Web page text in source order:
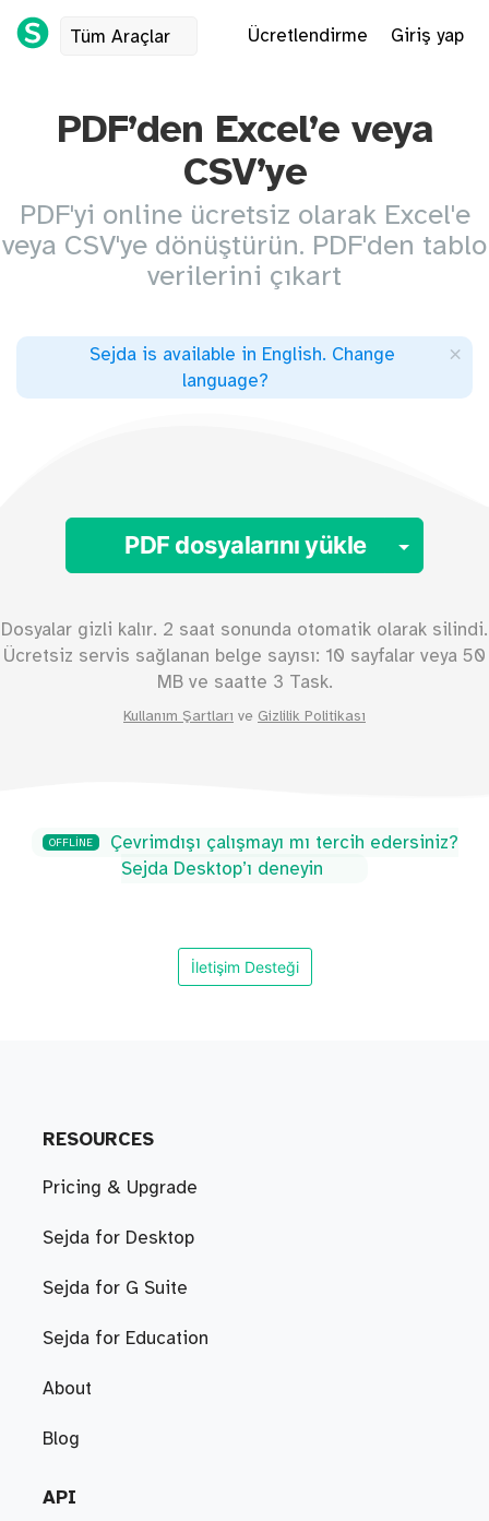
Tüm Araçlar Ücretlendirme Giriş yap
PDF’den Excel’e veya
CSV’ye
PDF'yi online ücretsiz olarak Excel'e
veya CSV'ye dönüştürün. PDF'den tablo
verilerini çıkart
Sejda is available in English. Change
language?
×
PDF dosyalarını yükle
Dosyalar gizli kalır. 2 saat sonunda otomatik olarak silindi.
Ücretsiz servis sağlanan belge sayısı: 10 sayfalar veya 50
MB ve saatte 3 Task.
Kullanım Şartları ve Gizlilik Politikası
OFFLINE
Çevrimdışı çalışmayı mı tercih edersiniz?
Sejda Desktop’ı deneyin
İletişim Desteği
RESOURCES
Pricing & Upgrade
Sejda for Desktop
Sejda for G Suite
Sejda for Education
About
Blog
API